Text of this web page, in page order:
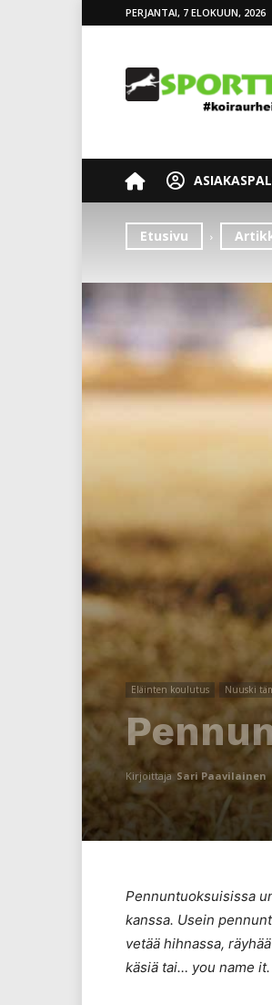
PERJANTAI, 7 ELOKUUN, 2026
Etusivu
Eläinten koulutus Nuuski
Kirjoittaja Sari Paavilainen
Pennuntuoksuisissa
kanssa. Usein
vetää hihnassa,
käsiä tai… you name it.